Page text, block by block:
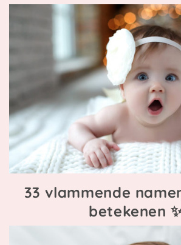
33 vlammende
betekenen